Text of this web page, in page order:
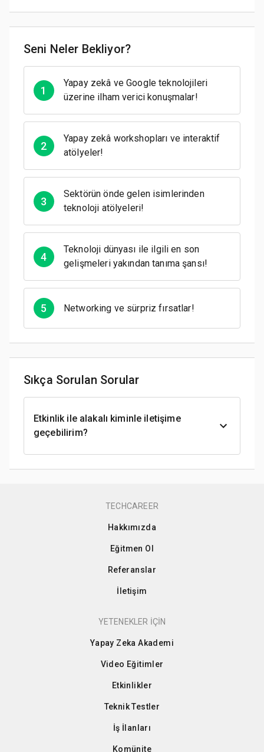
Seni Neler Bekliyor?
1
Yapay zekâ ve Google teknolojileri
üzerine ilham verici konuşmalar!
2
Yapay zekâ workshopları ve interaktif
atölyeler!
3
Sektörün önde gelen isimlerinden
teknoloji atölyeleri!
4
Teknoloji dünyası ile ilgili en son
gelişmeleri yakından tanıma şansı!
5 Networking ve sürpriz fırsatlar!
Sıkça Sorulan Sorular
Etkinlik ile alakalı kiminle iletişime
geçebilirim?
TECHCAREER
Hakkımızda
Eğitmen Ol
Referanslar
İletişim
YETENEKLER İÇİN
Yapay Zeka Akademi
Video Eğitimler
Etkinlikler
Teknik Testler
İş İlanları
Komünite